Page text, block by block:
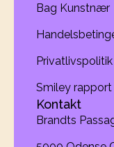
Bag Kunstnær
Privatlivspolitik
Smiley rapport
Kontakt
Brandts